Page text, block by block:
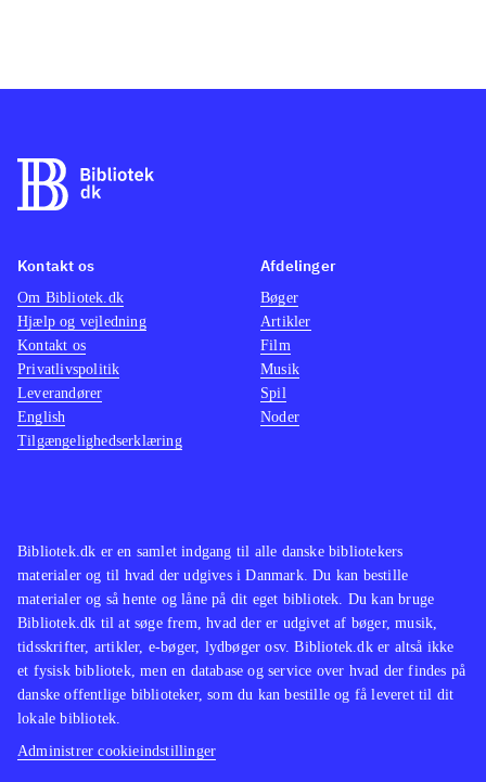
Bibliotek.dk er en samlet indgang til alle danske bibliotekers
materialer og til hvad der udgives i Danmark. Du kan bestille
materialer og så hente og låne på dit eget bibliotek. Du kan bruge
Bibliotek.dk til at søge frem, hvad der er udgivet af bøger, musik,
tidsskrifter, artikler, e-bøger, lydbøger osv. Bibliotek.dk er altså ikke
et fysisk bibliotek, men en database og service over hvad der findes på
danske offentlige biblioteker, som du kan bestille og få leveret til dit
lokale bibliotek.
Administrer cookieindstillinger
Kontakt os
Om Bibliotek.dk
Hjælp og vejledning
Kontakt os
Privatlivspolitik
Leverandører
English
Tilgængelighedserklæring
Afdelinger
Bøger
Artikler
Film
Musik
Spil
Noder